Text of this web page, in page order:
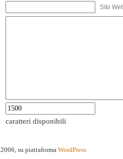
Sito
caratteri disponibili
2006, su piattaforma WordPress